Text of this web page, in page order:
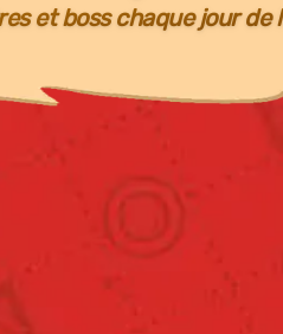
et boss chaque jour de